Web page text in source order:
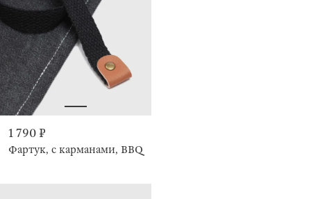
1 790 ₽
Фартук, с карманами, BBQ